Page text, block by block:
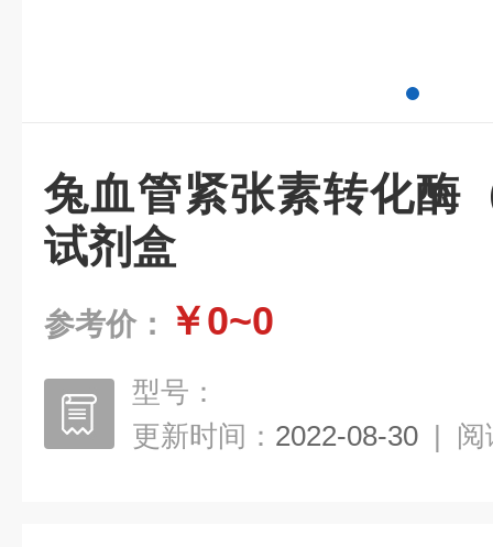
兔血管紧张素转化酶
试剂盒
参考价： ￥0~0
型号：
更新时间： 2022-08-30 | 阅